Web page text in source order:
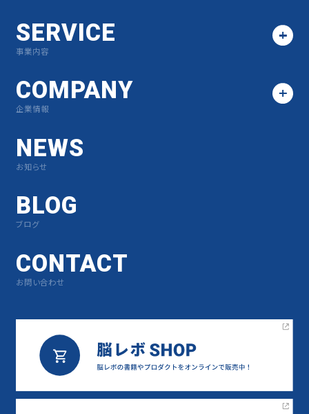
SERVICE
事業内容
COMPANY
企業情報
NEWS
お知らせ
BLOG
ブログ
CONTACT
お問い合わせ